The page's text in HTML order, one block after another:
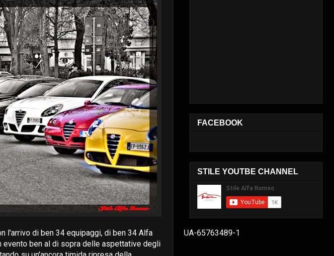
l'arrivo di ben 34 equipaggi, di ben 34 Alfa
evento ben al di sopra delle aspettative degli
FACEBOOK
STILE YOUTBE CHANNEL
UA-65763489-1